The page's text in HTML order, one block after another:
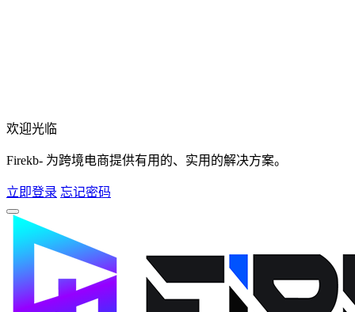
欢迎光临
Firekb- 为跨境电商提供有用的、实用的解决方案。
立即登录 忘记密码